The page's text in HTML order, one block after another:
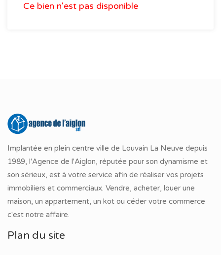
Ce bien n'est pas disponible
Implantée en plein centre ville de Louvain La Neuve depuis
1989, l'Agence de l'Aiglon, réputée pour son dynamisme et
son sérieux, est à votre service afin de réaliser vos projets
immobiliers et commerciaux. Vendre, acheter, louer une
maison, un appartement, un kot ou céder votre commerce
c'est notre affaire.
Plan du site